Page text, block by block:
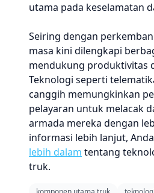
utama pada keselamatan
Seiring dengan
masa kini dilengkapi
mendukung produktivitas
Teknologi seperti
canggih memungkinkan
pelayaran untuk melacak
armada mereka dengan
informasi lebih lanjut,
lebih dalam tentang
truk.